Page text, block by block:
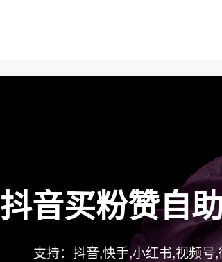
抖音买粉赞自
支持：抖音,快手,小红书,视频号